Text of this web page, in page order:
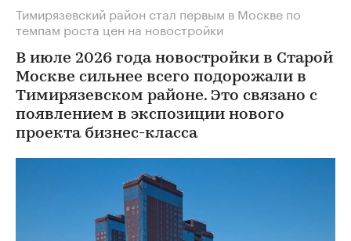
Тимирязевский район стал первым в Москве по
темпам роста цен на новостройки
В июле 2026 года новостройки в Старой
Москве сильнее всего подорожали в
Тимирязевском районе. Это связано с
появлением в экспозиции нового
проекта бизнес-класса